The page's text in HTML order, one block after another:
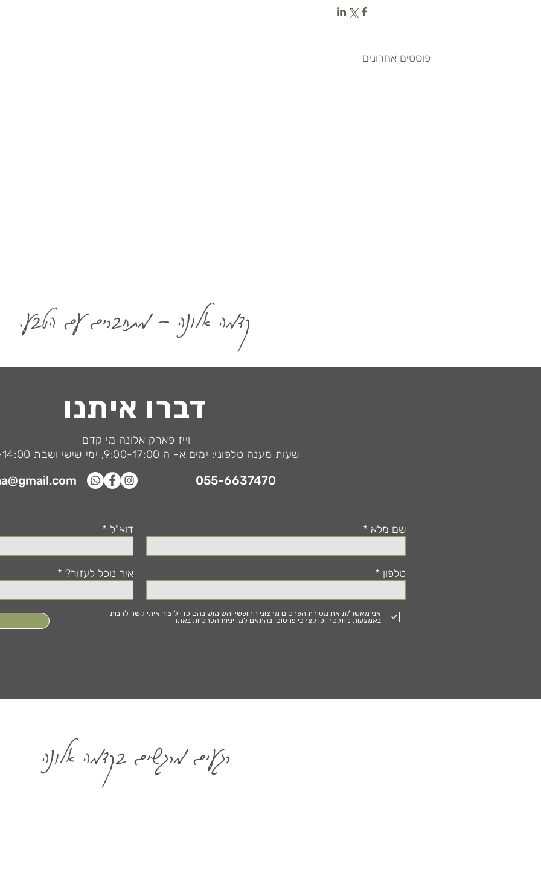
פוסטים אחרונים
קדמה אלונה - מתחברים עם הטבע.
055-6637470
דוא"ל שם מלא
איך נוכל לעזור? טלפון
אני מאשר/ת את מסירת הפרטים מרצוני החופשי והשימוש בהם כדי ליצור איתי קשר לרבות
באמצעות ניוזלטר וכן לצרכי פרסום. בהתאם למדיניות הפרטיות באתר
וייז פארק אלונה מי קדם
שעות מענה טלפוני: ימים א- ה 9:00-17:00, ימי שישי ושבת 9:00-14:00
דברו איתנו
רגעים מרגשים בקדמה אלונה